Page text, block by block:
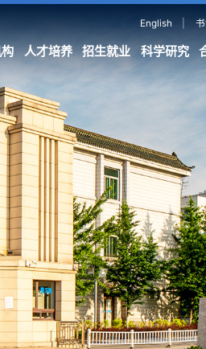
English
人才培养 招生就业 科学研究